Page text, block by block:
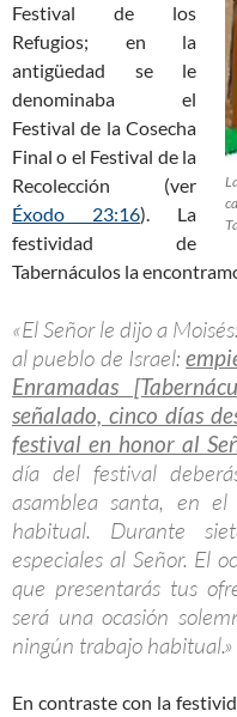
Festival de los
Refugios; en la
antigüedad se le
denominaba el
Festival de la Cosecha
Final o el Festival de la
Recolección (ver
Éxodo 23:16). La
festividad de
Tabernáculos la
«El Señor le dijo a
al pueblo de Israel:
Enramadas
señalado, cinco días
festival en honor al
día del festival
asamblea santa, en
habitual. Durante
especiales al Señor. El
que presentarás tus
será una ocasión
ningún trabajo
En contraste con la